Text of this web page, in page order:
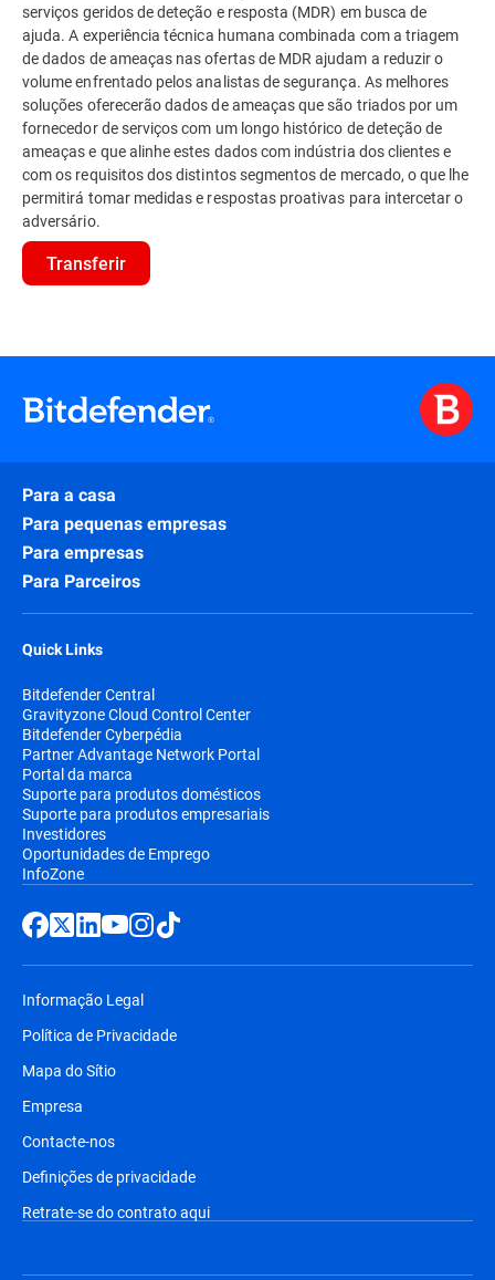
serviços geridos de deteção e resposta (MDR) em busca de
ajuda. A experiência técnica humana combinada com a triagem
de dados de ameaças nas ofertas de MDR ajudam a reduzir o
volume enfrentado pelos analistas de segurança. As melhores
soluções oferecerão dados de ameaças que são triados por um
fornecedor de serviços com um longo histórico de deteção de
ameaças e que alinhe estes dados com indústria dos clientes e
com os requisitos dos distintos segmentos de mercado, o que lhe
permitirá tomar medidas e respostas proativas para intercetar o
adversário.
Transferir
Para a casa
Para pequenas empresas
Para empresas
Para Parceiros
Quick Links
Bitdefender Central
Gravityzone Cloud Control Center
Bitdefender Cyberpédia
Partner Advantage Network Portal
Portal da marca
Suporte para produtos domésticos
Suporte para produtos empresariais
Investidores
Oportunidades de Emprego
InfoZone
Informação Legal
Política de Privacidade
Mapa do Sítio
Empresa
Contacte-nos
Definições de privacidade
Retrate-se do contrato aqui